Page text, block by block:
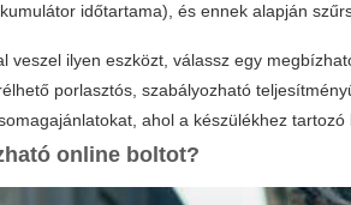
időtartama), és ennek alapján
veszel ilyen eszközt, válassz egy
porlasztós, szabályozható
ahol a készülékhez
online boltot?